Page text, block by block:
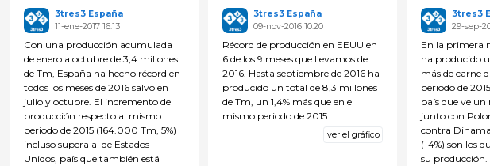
3tres3 España
11-ene-2017 16:13
Con una producción acumulada
de enero a octubre de 3,4 millones
de Tm, España ha hecho récord en
todos los meses de 2016 salvo en
julio y octubre. El incremento de
producción respecto al mismo
periodo de 2015 (164.000 Tm, 5%)
incluso supera al de Estados
Unidos, país que también está
3tres3 España
09-nov-2016 10:20
Récord de producción en EEUU en
6 de los 9 meses que llevamos de
2016. Hasta septiembre de 2016 ha
producido un total de 8,3 millones
de Tm, un 1,4% más que en el
mismo periodo de 2015.
ver el gráfico
3tres3
29-sep-
En la primera
ha producido
más de carne
periodo de
país que ve
junto con
contra
(-4%) son los
su producción.